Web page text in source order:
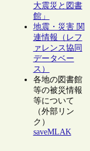
大震災と図書
館」
地震・災害 関
連情報（レフ
ァレンス協同
データベー
ス）
各地の図書館
等の被災情報
等について
（外部リン
ク）
saveMLAK